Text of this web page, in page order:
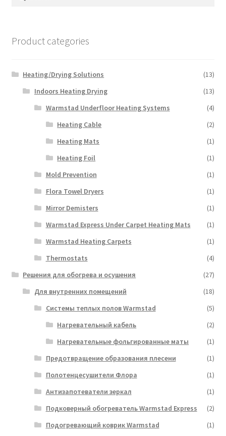
Product categories
Heating/Drying Solutions
(13)
Indoors Heating Drying
(13)
Warmstad Underfloor Heating Systems
(4)
Heating Cable
(2)
Heating Mats
(1)
Heating Foil
(1)
Mold Prevention
(1)
Flora Towel Dryers
(1)
Mirror Demisters
(1)
Warmstad Express Under Carpet Heating Mats
(1)
Warmstad Heating Carpets
(1)
Thermostats
(4)
Решения для обогрева и осушения
(27)
Для внутренних помещений
(18)
Системы теплых полов Warmstad
(5)
Нагревательный кабель
(2)
Нагревательные фольгированные маты
(1)
Предотвращение образования плесени
(1)
Полотенцесушители Флора
(1)
Антизапотеватели зеркал
(1)
Подковерный обогреватель Warmstad Express
(2)
Подогревающий коврик Warmstad
(1)